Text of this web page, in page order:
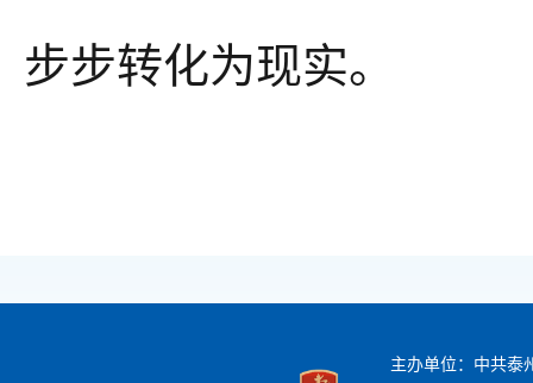
步步转化为现实。
主办单位：中共泰